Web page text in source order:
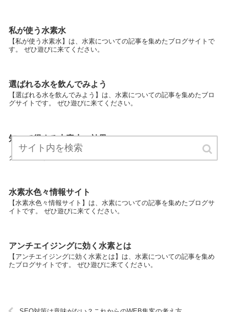
私が使う水素水
【私が使う水素水】は、水素についての記事を集めたブログサイトで
す。 ぜひ遊びに来てください。
選ばれる水を飲んでみよう
【選ばれる水を飲んでみよう】は、水素についての記事を集めたブロ
グサイトです。 ぜひ遊びに来てください。
知って得する水素水の効果
【知って得する水素水の効果】は、水素についての記事を集めたブロ
グサイトです。 ぜひ遊びに来てください。
水素水色々情報サイト
【水素水色々情報サイト】は、水素についての記事を集めたブログサ
イトです。 ぜひ遊びに来てください。
アンチエイジングに効く水素とは
【アンチエイジングに効く水素とは】は、水素についての記事を集め
たブログサイトです。 ぜひ遊びに来てください。